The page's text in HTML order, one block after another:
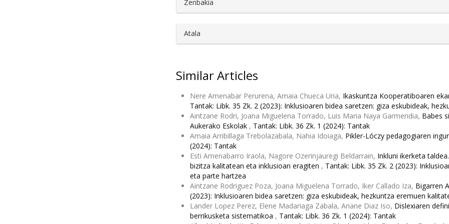
Zenbakia
Atala
Similar Articles
Nere Amenabar Perurena, Amaia Chueca Uria, Ikaskuntza Kooperatiboaren
Tantak: Libk. 35 Zk. 2 (2023): Inklusioaren bidea saretzen: giza eskubideak,
Aintzane Rodri, Joana Miguelena Torrado, Luis Maria Naya Garmendia, Babes
Aukerako Eskolak , Tantak: Libk. 36 Zk. 1 (2024): Tantak
Amaia Arribillaga Trebolazabala, Nahia Idoiaga, Pikler-Lóczy pedagogiaren
(2024): Tantak
Esti Amenabarro Iraola, Nagore Ozerinjauregi Beldarrain, Inkluni ikerketa
bizitza kalitatean eta inklusioan eragiten , Tantak: Libk. 35 Zk. 2 (2023):
eta parte hartzea
Aintzane Rodriguez Poza, Joana Miguelena Torrado, Iker Callado Iza, Bigarren
(2023): Inklusioaren bidea saretzen: giza eskubideak, hezkuntza eremuen
Lander Lopez Perez, Elene Madariaga Zabala, Ariane Diaz Iso, Dislexiaren
berrikusketa sistematikoa , Tantak: Libk. 36 Zk. 1 (2024): Tantak